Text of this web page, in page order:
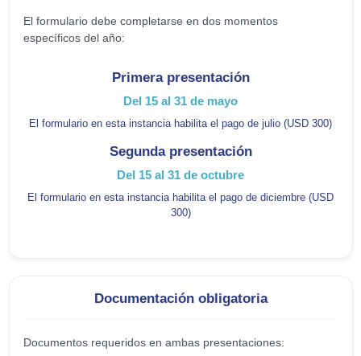
El formulario debe completarse en dos momentos
específicos del año:
Primera presentación
Del 15 al 31 de mayo
El formulario en esta instancia habilita el pago de julio (USD 300)
Segunda presentación
Del 15 al 31 de octubre
El formulario en esta instancia habilita el pago de diciembre (USD
300)
Documentación obligatoria
Documentos requeridos en ambas presentaciones: